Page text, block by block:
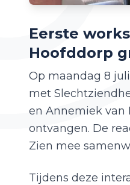
Eerste
Hoofddorp
Op maandag 8
met
en Annemiek van
ontvangen. De
Zien mee
Tijdens deze